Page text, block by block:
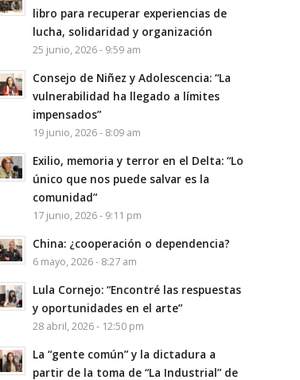
libro para recuperar experiencias de
lucha, solidaridad y organización
25 junio, 2026 - 9:59 am
Consejo de Niñez y Adolescencia: “La
vulnerabilidad ha llegado a límites
impensados”
19 junio, 2026 - 8:09 am
Exilio, memoria y terror en el Delta: “Lo
único que nos puede salvar es la
comunidad”
17 junio, 2026 - 9:11 pm
China: ¿cooperación o dependencia?
6 mayo, 2026 - 8:27 am
Lula Cornejo: “Encontré las respuestas
y oportunidades en el arte”
28 abril, 2026 - 12:50 pm
La “gente común” y la dictadura a
partir de la toma de “La Industrial” de